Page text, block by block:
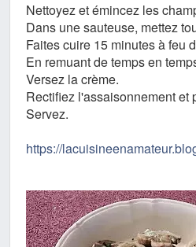
Nettoyez et émincez les
Dans une sauteuse, mettez
Faites cuire 15 minutes à feu
En remuant de temps en
Versez la crème.
Rectifiez l'assaisonnement et
Servez.
https://